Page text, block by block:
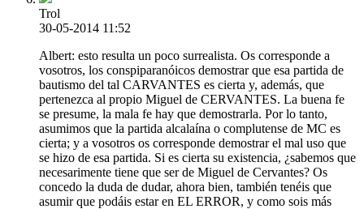
Trol
30-05-2014 11:52
Albert: esto resulta un poco surrealista. Os corresponde a
vosotros, los conspiparanóicos demostrar que esa partida de
bautismo del tal CARVANTES es cierta y, además, que
pertenezca al propio Miguel de CERVANTES. La buena fe
se presume, la mala fe hay que demostrarla. Por lo tanto,
asumimos que la partida alcalaína o complutense de MC es
cierta; y a vosotros os corresponde demostrar el mal uso que
se hizo de esa partida. Si es cierta su existencia, ¿sabemos que
necesarimente tiene que ser de Miguel de Cervantes? Os
concedo la duda de dudar, ahora bien, también tenéis que
asumir que podáis estar en EL ERROR, y como sois más